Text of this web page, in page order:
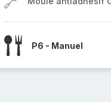
P6 - Manuel